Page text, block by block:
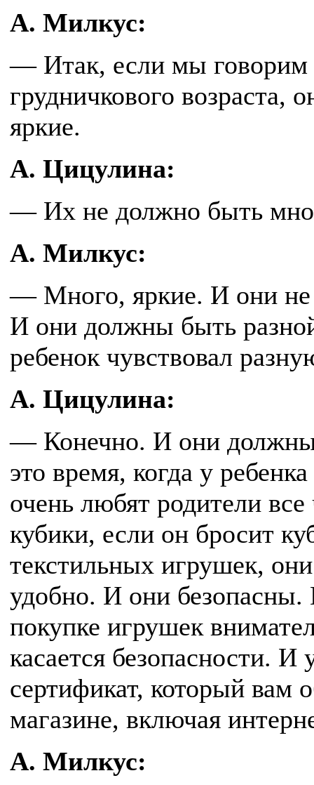
А. Милкус:
— Итак, если мы говорим
грудничкового возраста,
яркие.
А. Цицулина:
— Их не должно быть
А. Милкус:
— Много, яркие. И они не
И они должны быть
ребенок чувствовал
А. Цицулина:
— Конечно. И они должны
это время, когда у
очень любят родители
кубики, если он бросит
текстильных игрушек,
удобно. И они
покупке игрушек
касается безопасности.
сертификат, который вам
магазине, включая
А. Милкус: